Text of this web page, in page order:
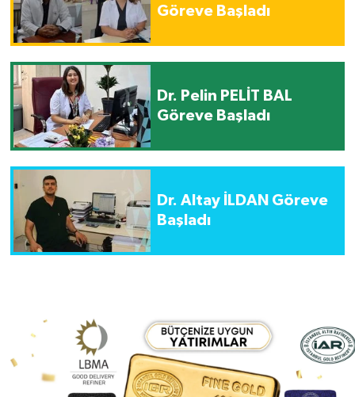
Göreve Başladı
Dr. Pelin PELİT BAL
Göreve Başladı
Dr. Altay İLDAN Göreve
Başladı